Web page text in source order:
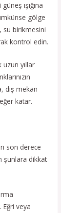
ışığına
gölge
su birikmesini
kontrol edin.
uzun yıllar
dış mekan
katar.
son derece
şunlara dikkat
veya